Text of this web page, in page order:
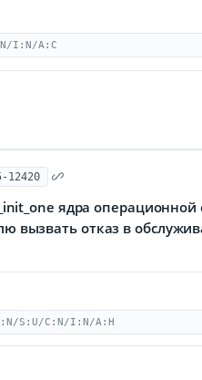
I:N/A:C
12420
ядра операционной
вызвать отказ в
S:U/C:N/I:N/A:H